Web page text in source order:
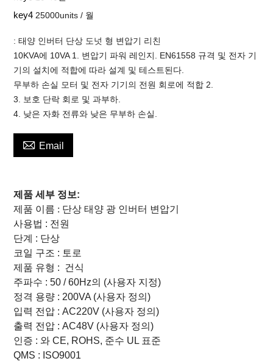
key4 25000units / 월
: 태양 인버터 단상 도넛 형 변압기 리친
10KVA에 10VA 1. 변압기 파워 레인지. EN61558 규격 및 전자 기
기의 설치에 적합에 따라 설계 및 테스트된다.
무부하 손실 모터 및 전자 기기의 전원 회로에 적합 2.
3. 보호 단락 회로 및 과부하.
4. 낮은 자화 전류와 낮은 무부하 손실.
 Email
제품 세부 정보:
제품 이름 : 단상 태양 광 인버터 변압기
사용법 : 전원
단계 : 단상
코일 구조 : 토로
제품 유형 : 건식
주파수 :50 / 60Hz의 (사용자 지정)
정격 용량 : 200VA (사용자 정의)
입력 전압 :AC220V (사용자 정의)
출력 전압 :AC48V (사용자 정의)
인증 : 와 CE, ROHS, 준수 UL 표준
QMS : ISO9001